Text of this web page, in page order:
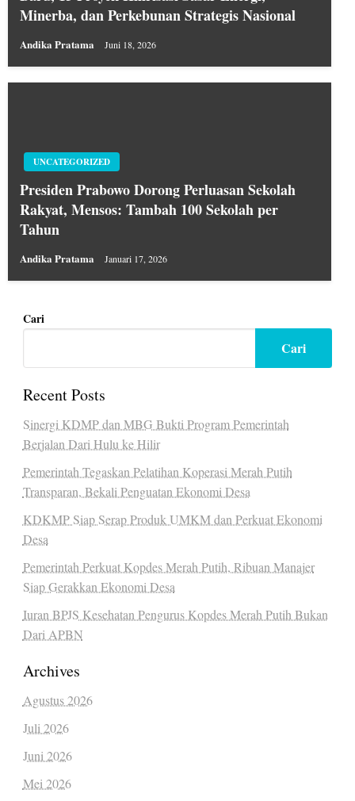
Minerba, dan Perkebunan Strategis Nasional
Andika Pratama Juni 18, 2026
UNCATEGORIZED
Presiden Prabowo Dorong Perluasan Sekolah
Rakyat, Mensos: Tambah 100 Sekolah per
Tahun
Andika Pratama Januari 17, 2026
Cari
Cari
Recent Posts
Sinergi KDMP dan MBG Bukti Program Pemerintah
Berjalan Dari Hulu ke Hilir
Pemerintah Tegaskan Pelatihan Koperasi Merah Putih
Transparan, Bekali Penguatan Ekonomi Desa
KDKMP Siap Serap Produk UMKM dan Perkuat Ekonomi
Desa
Pemerintah Perkuat Kopdes Merah Putih, Ribuan Manajer
Siap Gerakkan Ekonomi Desa
Iuran BPJS Kesehatan Pengurus Kopdes Merah Putih Bukan
Dari APBN
Archives
Agustus 2026
Juli 2026
Juni 2026
Mei 2026